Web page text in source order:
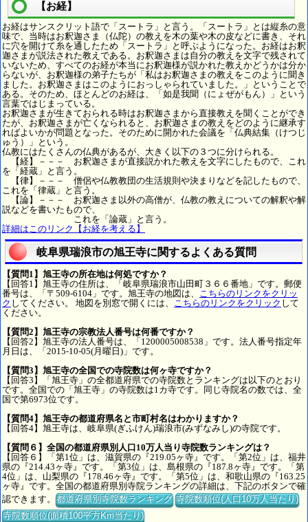
【お経】
お経はサンスクリット語で「スートラ」と言う。「スートラ」とは縦糸の意
味で、当時はお釈迦さま（仏陀）の教えを木の葉や木の皮などに書き、それ
に穴を開けて糸を通したため「スートラ」と呼ぶようになった。お経はお釈
迦さまが説法された教えである。お釈迦さまは自分の教えを文字で残されて
いないため、すべてのお経が本当にお釈迦様が説かれた教えかどうかは分か
らないが、お釈迦様の弟子たちが「私はお釈迦さまの教えをこのように聞き
ました。お釈迦さまはこのようにおっしゃられていました。」ということで
ある。そのため、ほとんどのお経は、「如是我聞（にょぜがもん）」という
言葉ではじまっている。
お釈迦さまが生きておられる時はお釈迦さまから直接教えを聞くことができ
たが、お釈迦さまが亡くなられると、お釈迦さまの教えをどのように継承す
ればよいかが問題となった。そのために開かれた会議を「仏典結集（けつじ
ゅう）」という。
仏教にはたくさんの仏典があるが、大きく以下の３つに分けられる。
【経】－－－ お釈迦さまが直接説かれた教えを文字にしたもので、これ
を「経蔵」と言う。
【律】－－－ 僧侶や仏教教団の生活規則や決まりなどを記したもので、
これを「律蔵」と言う。
【論】－－－ お釈迦さま以外の高僧が、仏教の教えについての解釈や解
説などを書いたもので、
これを「論蔵」と言う。
詳細はこのリンク【お経を考える】
岐阜県瑞浪市の旭王寺に関するよくある質問
【質問1】旭王寺の所在地は何処ですか？
【回答1】旭王寺の住所は、「岐阜県瑞浪市山田町３６６番地」です。郵便
番号は、「〒509-6104」です。旭王寺の地図は、 こちらのリンクをクリッ
ク してください。 地図を別窓で開くには、 こちらのリンクをクリック して
ください。
【質問2】旭王寺の宗教法人番号は何番ですか？
【回答2】旭王寺の法人番号は、「1200005008538」です。法人番号指定年
月日は、「2015-10-05(月曜日)」です。
【質問3】旭王寺の全国での寺院数は何ヶ寺ですか？
【回答3】「旭王寺」の全都道府県での寺院数とランキングは以下のとおり
です。全国での「旭王寺」の寺院数は1カ寺です。同じ寺院名の数では、全
国で第6973位です。
【質問4】旭王寺の都道府県名と市町村名はわかりますか？
【回答4】旭王寺は、岐阜県(ぎふけん)瑞浪市(みずなみし)の寺院です。
【質問６】全国の都道府県別人口10万人当り寺院数ランキングは？
【回答６】「第1位」は、滋賀県の『219.05ヶ寺』です。「第2位」は、福井
県の『214.43ヶ寺』です。「第3位」は、島根県の『187.8ヶ寺』です。「第
4位」は、山梨県の『178.46ヶ寺』です。「第5位」は、和歌山県の『163.25
ヶ寺』です。全国の都道府県別寺院ランキングの詳細は、下記のボタンで確
認できます。都道府県別寺院数ランキング 寺院数順位(人口10万人当たり)
寺院数順位(面積100平方Km当たり)